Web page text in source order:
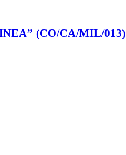
(CO/CA/MIL/013)